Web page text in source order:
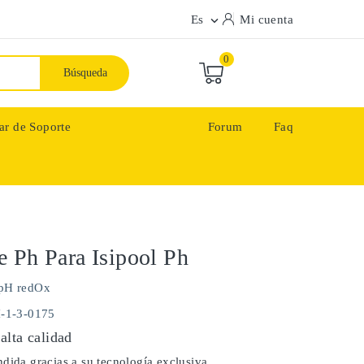
Es  Mi cuenta
Búsqueda
0
de Soporte Forum Faq
Ph Para Isipool Ph
redOx
1-3-0175
calidad